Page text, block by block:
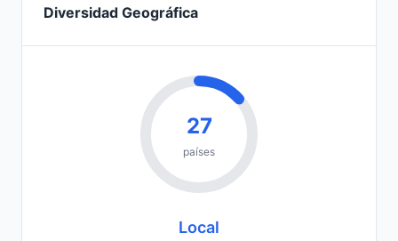
Diversidad Geográfica
27
países
Local